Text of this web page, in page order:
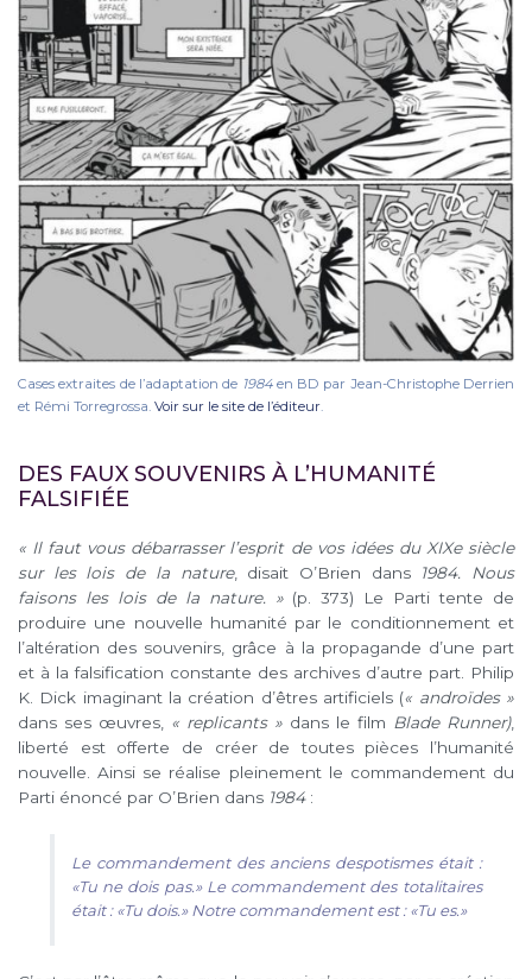
Cases extraites de l’adaptation de 1984en BD par Jean-Christophe Derrien
et Rémi Torregrossa. Voir sur le site de l’éditeur.
DES FAUX SOUVENIRS À L’HUMANITÉ
FALSIFIÉE
« Il faut vous débarrasser l’esprit de vos idées du XIXe siècle
sur les lois de la nature, disait O’Brien dans
1984. Nous
faisons les lois de la nature. »(p. 373) Le Parti tente de
produire une nouvelle humanité par le conditionnement et
l’altération des souvenirs, grâce à la propagande d’une part
et à la falsification constante des archives d’autre part. Philip
K. Dick imaginant la création d’êtres artificiels (« androïdes »
dans ses œuvres,
« replicants » dans le film Blade Runner),
liberté est offerte de créer de toutes pièces l’humanité
nouvelle. Ainsi se réalise pleinement le commandement du
Parti énoncé par O’Brien dans 1984:
Le commandement des anciens despotismes était :
«Tu ne dois pas.» Le commandement des totalitaires
était : «Tu dois.» Notre commandement est : «Tu es.»